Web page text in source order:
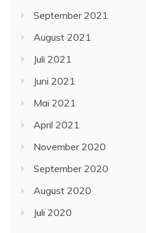
September 2021
August 2021
Juli 2021
Juni 2021
Mai 2021
April 2021
November 2020
September 2020
August 2020
Juli 2020